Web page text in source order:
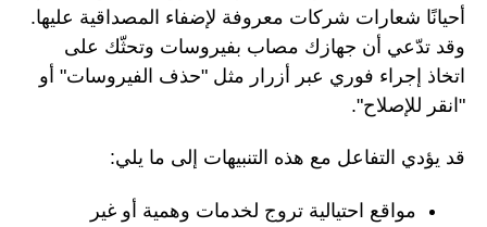
أحيانًا شعارات شركات معروفة لإضفاء المصداقية عليها.
وقد تدّعي أن جهازك مصاب بفيروسات وتحثّك على
اتخاذ إجراء فوري عبر أزرار مثل "حذف الفيروسات" أو
"انقر للإصلاح".
قد يؤدي التفاعل مع هذه التنبيهات إلى ما يلي:
مواقع احتيالية تروج لخدمات وهمية أو غير